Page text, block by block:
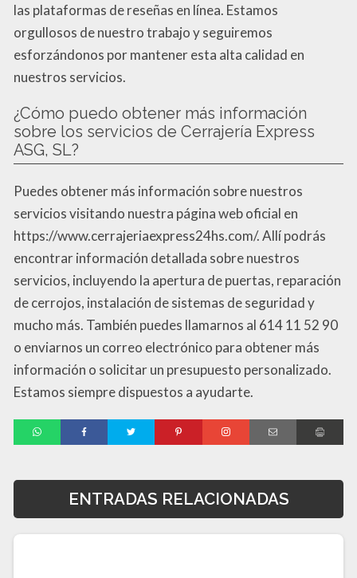
las plataformas de reseñas en línea. Estamos
orgullosos de nuestro trabajo y seguiremos
esforzándonos por mantener esta alta calidad en
nuestros servicios.
¿Cómo puedo obtener más información
sobre los servicios de Cerrajería Express
ASG, SL?
Puedes obtener más información sobre nuestros
servicios visitando nuestra página web oficial en
https://www.cerrajeriaexpress24hs.com/. Allí podrás
encontrar información detallada sobre nuestros
servicios, incluyendo la apertura de puertas, reparación
de cerrojos, instalación de sistemas de seguridad y
mucho más. También puedes llamarnos al 614 11 52 90
o enviarnos un correo electrónico para obtener más
información o solicitar un presupuesto personalizado.
Estamos siempre dispuestos a ayudarte.
ENTRADAS RELACIONADAS